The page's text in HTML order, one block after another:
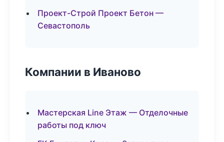
Проект-Строй Проект Бетон —
Севастополь
Компании в Иваново
Мастерская Line Этаж — Отделочные
работы под ключ